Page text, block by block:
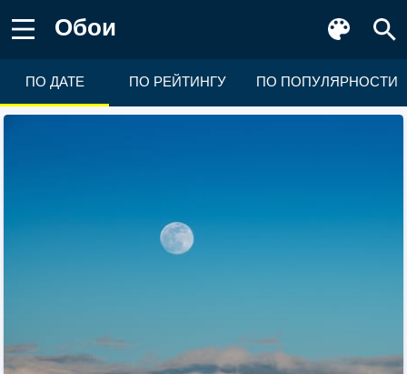
Обои
ПО ДАТЕ ПО РЕЙТИНГУ ПО ПОПУЛЯРНОСТИ